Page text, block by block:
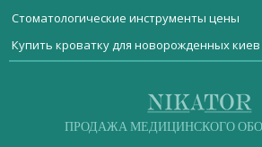
Стоматологические инструменты цены
Купить кроватку для новорожденных киев
Купить баллон кислородный в украине
Магазин медтехника кропивницкий
Реанимационное оборудование
ДИАГНОСТИЧЕСКОЕ ОБОРУДОВАНИЕ
Стойка для монитора МТ015
Конвексный датчик ca421
ПРОДАЖА МЕДИЦИНСКОГО